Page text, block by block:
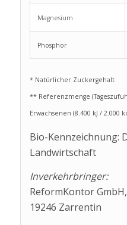
Magnesium
Phosphor
* Natürlicher Zuckergehalt
** Referenzmenge
Erwachsenen (8.400 kJ / 2.000
Bio-Kennzeichnung:
Landwirtschaft
Inverkehrbringer:
ReformKontor
19246 Zarrentin